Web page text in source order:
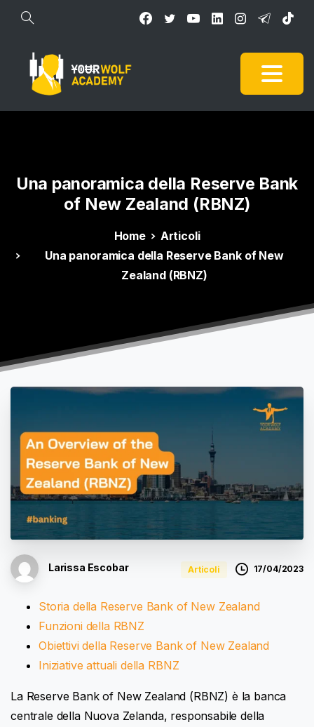
Una panoramica della Reserve Bank
of New Zealand (RBNZ)
Home
Articoli
Una panoramica della Reserve Bank of New
Zealand (RBNZ)
Larissa Escobar Articoli 17/04/2023
Storia della Reserve Bank of New Zealand
Funzioni della RBNZ
Obiettivi della Reserve Bank of New Zealand
Iniziative attuali della RBNZ
La Reserve Bank of New Zealand (RBNZ) è la banca
centrale della Nuova Zelanda, responsabile della